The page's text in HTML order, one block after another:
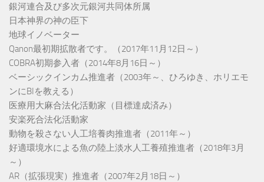
銀河連合及び多次元銀河共同体所属
日本神界の神の臣下
地球イノベーター
Qanon最初期拡散者です。（2017年11月12日～）
COBRA初期参入者（2014年8月16日～）
ベーシックインカム推進者（2003年～、ひろゆき、ホリエモ
ンにBIを教える）
医療用大麻合法化活動家（目標達成済み）
安楽死合法化活動家
動物を殺さない人工培養肉推進者（2011年～）
好適環境水による魚の陸上淡水人工養殖推進者（2018年3月
～）
AR（拡張現実）推進者（2007年2月18日～）